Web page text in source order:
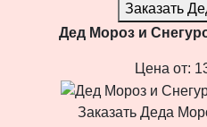
Заказать
Дед Мороз и
Цена от:
Заказать Деда